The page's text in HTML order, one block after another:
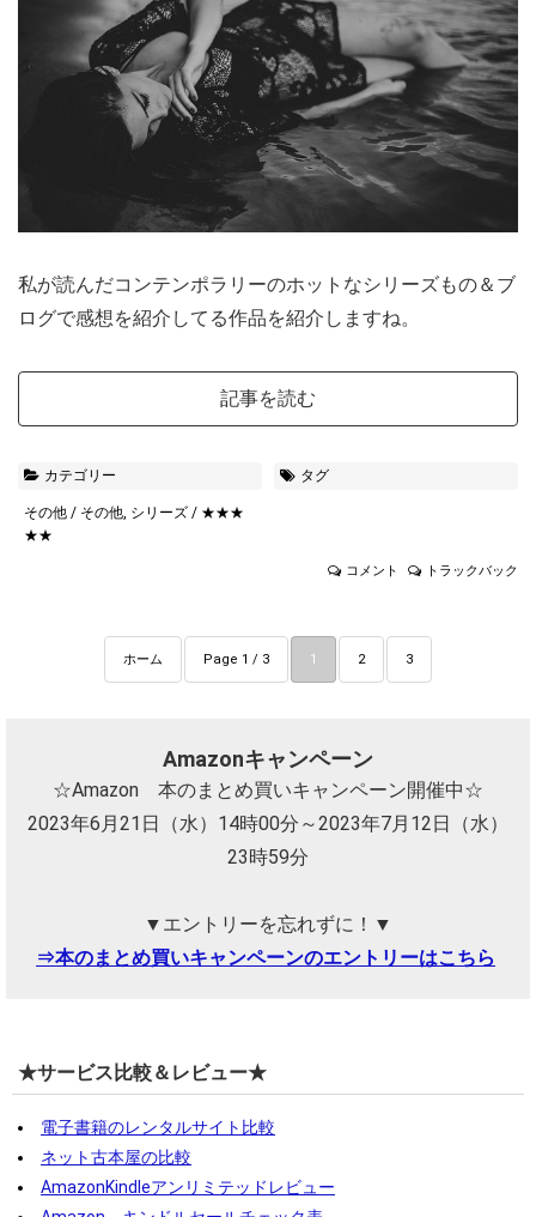
私が読んだコンテンポラリーのホットなシリーズもの＆ブ
ログで感想を紹介してる作品を紹介しますね。
記事を読む
カテゴリー
その他 / その他 シリーズ / ★★★
★★
タグ
コメント トラックバック
ホーム Page 1 / 3 1 2 3
Amazonキャンペーン
☆Amazon 本のまとめ買いキャンペーン開催中☆
2023年6月21日（水）14時00分～2023年7月12日（水）
23時59分
▼エントリーを忘れずに！▼
⇒本のまとめ買いキャンペーンのエントリーはこちら
★サービス比較＆レビュー★
電子書籍のレンタルサイト比較
ネット古本屋の比較
AmazonKindleアンリミテッドレビュー